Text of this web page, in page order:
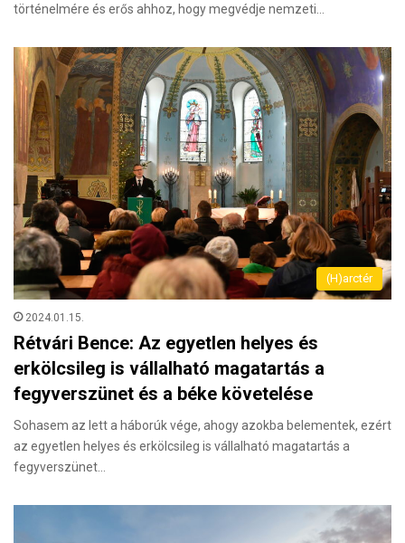
történelmére és erős ahhoz, hogy megvédje nemzeti…
(H)arctér
2024.01.15.
Rétvári Bence: Az egyetlen helyes és
erkölcsileg is vállalható magatartás a
fegyverszünet és a béke követelése
Sohasem az lett a háborúk vége, ahogy azokba belementek, ezért
az egyetlen helyes és erkölcsileg is vállalható magatartás a
fegyverszünet…